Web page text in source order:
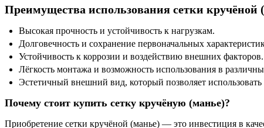
Преимущества использования сетки кручёной
Высокая прочность и устойчивость к нагрузкам.
Долговечность и сохранение первоначальных
Устойчивость к коррозии и воздействию внешних факторов.
Лёгкость монтажа и возможность использования в
Эстетичный внешний вид, который позволяет использовать
Почему стоит купить сетку кручёную (манье)?
Приобретение сетки кручёной (манье) — это инвестиция в